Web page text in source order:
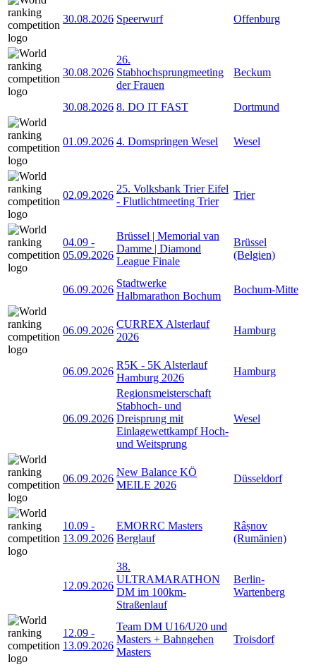
30.08.2026 Speerwurf Offenburg
30.08.2026
26.
Stabhochsprungmeeting
der Frauen
Beckum
30.08.2026 8. DO IT FAST Dortmund
01.09.2026 4. Domspringen Wesel Wesel
02.09.2026
25. Volksbank Trier Eifel
- Flutlichtmeeting Trier
Trier
04.09 -
05.09.2026
Brüssel | Memorial van
Damme | Diamond
League Finale
Brüssel
(Belgien)
06.09.2026
Stadtwerke
Halbmarathon Bochum
Bochum-Mitte
06.09.2026
CURREX Alsterlauf
2026
Hamburg
06.09.2026
R5K - 5K Alsterlauf
Hamburg 2026
Hamburg
06.09.2026
Regionsmeisterschaft
Stabhoch- und
Dreisprung mit
Einlagewettkampf Hoch-
und Weitsprung
Wesel
06.09.2026
New Balance KÖ
MEILE 2026
Düsseldorf
10.09 -
13.09.2026
EMORRC Masters
Berglauf
Râșnov
(Rumänien)
12.09.2026
38.
ULTRAMARATHON
DM im 100km-
Straßenlauf
Berlin-
Wartenberg
12.09 -
13.09.2026
Team DM U16/U20 und
Masters + Bahngehen
Masters
Troisdorf